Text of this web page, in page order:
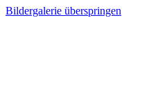
Bildergalerie überspringen